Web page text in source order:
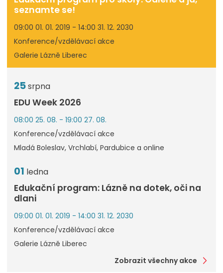
seznamte se!
09:00 01. 01. 2019 - 14:00 31. 12. 2030
Konference/vzdělávací akce
Galerie Lázně Liberec
25srpna
EDU Week 2026
08:00 25. 08. - 19:00 27. 08.
Konference/vzdělávací akce
Mladá Boleslav, Vrchlabí, Pardubice a online
01 ledna
Edukační program: Lázně na dotek, oči na
dlani
09:00 01. 01. 2019 - 14:00 31. 12. 2030
Konference/vzdělávací akce
Galerie Lázně Liberec
Zobrazit všechny akce